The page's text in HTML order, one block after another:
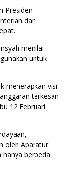
Presiden
dan
menilai
untuk
menerapkan visi
terkesan
12 Februari
oleh Aparatur
hanya berbeda